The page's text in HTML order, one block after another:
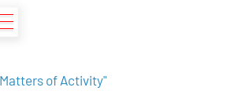
of Activity"